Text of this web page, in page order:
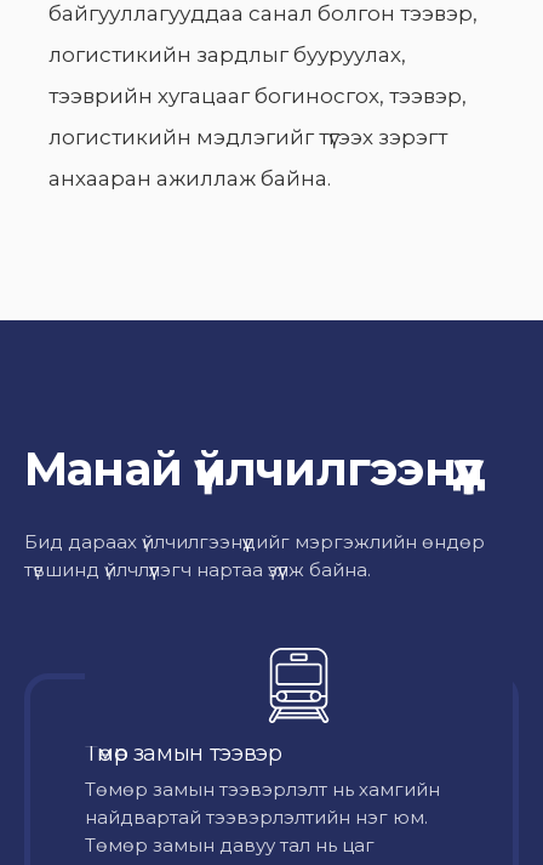
байгууллагууддаа санал болгон тээвэр,
логистикийн зардлыг бууруулах,
тээврийн хугацааг богиносгох, тээвэр,
логистикийн мэдлэгийг түгээх зэрэгт
анхааран ажиллаж байна.
Манай үйлчилгээнүүд
Бид дараах үйлчилгээнүүдийг мэргэжлийн өндөр
түвшинд үйлчлүүлэгч нартаа үзүүлж байна.
Төмөр замын тээвэр
Төмөр замын тээвэрлэлт нь хамгийн
найдвартай тээвэрлэлтийн нэг юм.
Төмөр замын давуу тал нь цаг